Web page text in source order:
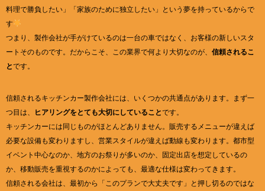
料理で勝負したい」「家族のために独立したい」という夢を持っているからで
す
つまり、製作会社が手がけているのは一台の車ではなく、お客様の新しいスタ
ートそのものです。だからこそ、この業界で何より大切なのが、 信頼されるこ
とです。
信頼されるキッチンカー製作会社には、いくつかの共通点があります。まず一
つ目は、
ヒアリングをとても大切にしていることです。
キッチンカーには同じものがほとんどありません。販売するメニューが違えば
必要な設備も変わりますし、営業スタイルが違えば動線も変わります。都市型
イベント中心なのか、地方のお祭りが多いのか、固定出店を想定しているの
か、移動販売を重視するのかによっても、最適な仕様は変わってきます。
信頼される会社は、最初から「このプランで大丈夫です」と押し切るのではな